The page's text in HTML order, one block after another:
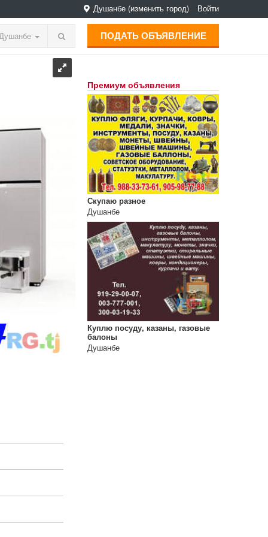
Душанбе (изменить город) Войти
ПОДАТЬ ОБЪЯВЛЕНИЕ
Премиум объявления
Скупаю разное
Душанбе
Куплю посуду, казаны, газовые
балоны
Душанбе